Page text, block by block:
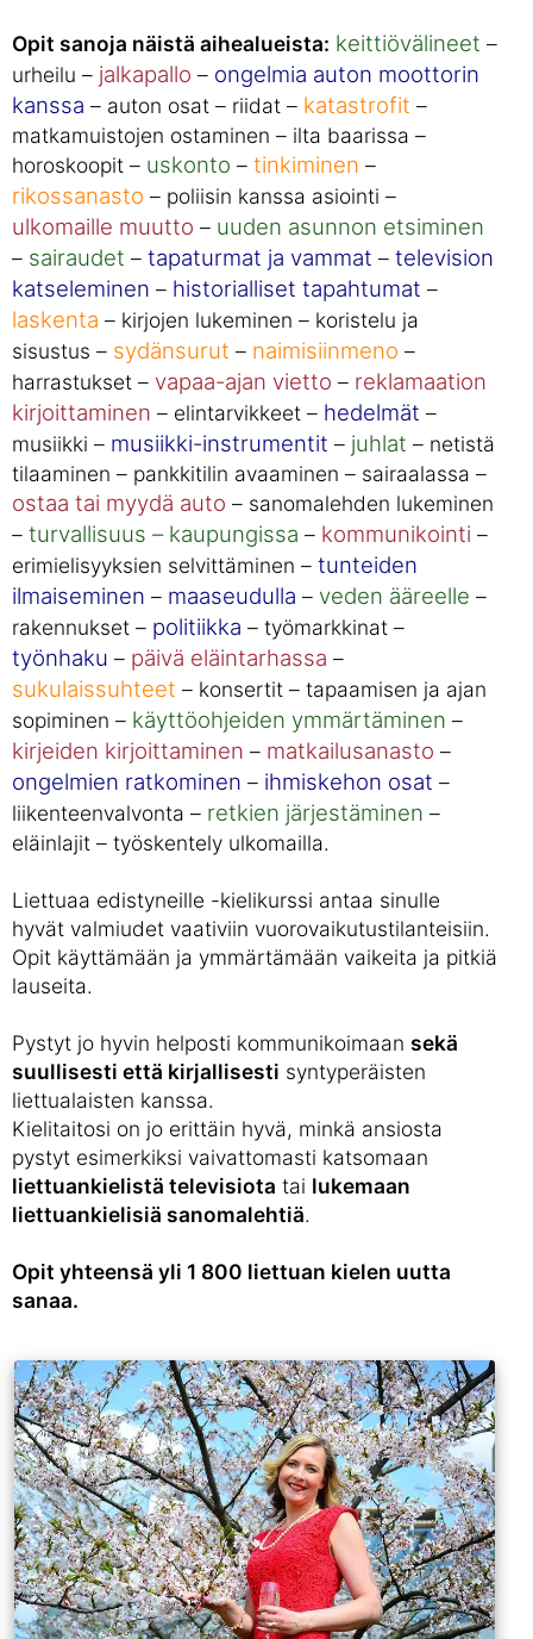
Opit sanoja näistä aihealueista: keittiövälineet –
urheilu – jalkapallo – ongelmia auton moottorin
kanssa – auton osat – riidat – katastrofit –
matkamuistojen ostaminen – ilta baarissa –
horoskoopit – uskonto – tinkiminen –
rikossanasto – poliisin kanssa asiointi –
ulkomaille muutto – uuden asunnon etsiminen
– sairaudet – tapaturmat ja vammat – television
katseleminen – historialliset tapahtumat –
laskenta – kirjojen lukeminen – koristelu ja
sisustus – sydänsurut – naimisiinmeno –
harrastukset – vapaa-ajan vietto – reklamaation
kirjoittaminen – elintarvikkeet – hedelmät –
musiikki – musiikki-instrumentit – juhlat – netistä
tilaaminen – pankkitilin avaaminen – sairaalassa –
ostaa tai myydä auto – sanomalehden lukeminen
– turvallisuus – kaupungissa – kommunikointi –
erimielisyyksien selvittäminen – tunteiden
ilmaiseminen – maaseudulla – veden ääreelle –
rakennukset – politiikka – työmarkkinat –
työnhaku – päivä eläintarhassa –
sukulaissuhteet – konsertit – tapaamisen ja ajan
sopiminen – käyttöohjeiden ymmärtäminen –
kirjeiden kirjoittaminen – matkailusanasto –
ongelmien ratkominen – ihmiskehon osat –
liikenteenvalvonta – retkien järjestäminen –
eläinlajit – työskentely ulkomailla.
Liettuaa edistyneille -kielikurssi antaa sinulle
hyvät valmiudet vaativiin vuorovaikutustilanteisiin.
Opit käyttämään ja ymmärtämään vaikeita ja pitkiä
lauseita.
Pystyt jo hyvin helposti kommunikoimaan sekä
suullisesti että kirjallisesti syntyperäisten
liettualaisten kanssa.
Kielitaitosi on jo erittäin hyvä, minkä ansiosta
pystyt esimerkiksi vaivattomasti katsomaan
liettuankielistä televisiota tai lukemaan
liettuankielisiä sanomalehtiä.
Opit yhteensä yli 1 800 liettuan kielen uutta
sanaa.